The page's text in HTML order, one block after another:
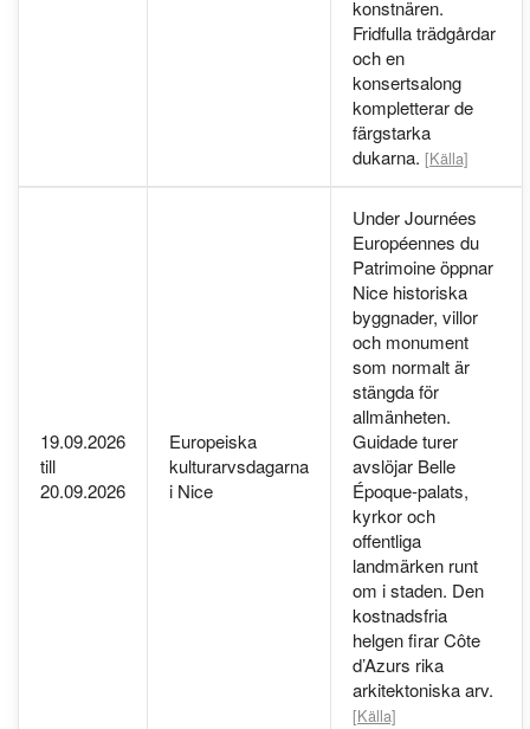
konstnären.
Fridfulla trädgårdar
och en
konsertsalong
kompletterar de
färgstarka
dukarna. [Källa]
19.09.2026
till
20.09.2026
Europeiska
kulturarvsdagarna
i Nice
Under Journées
Européennes du
Patrimoine öppnar
Nice historiska
byggnader, villor
och monument
som normalt är
stängda för
allmänheten.
Guidade turer
avslöjar Belle
Époque-palats,
kyrkor och
offentliga
landmärken runt
om i staden. Den
kostnadsfria
helgen firar Côte
d’Azurs rika
arkitektoniska arv.
[Källa]